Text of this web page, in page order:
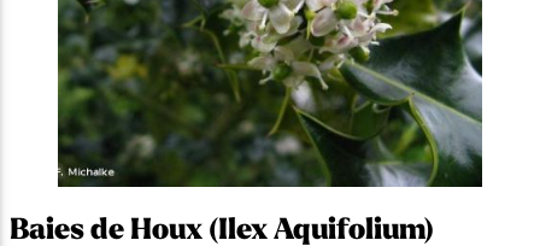
Baies de Houx (Ilex Aquifolium)